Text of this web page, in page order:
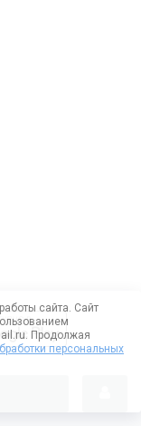
сайта. Сайт
Продолжая
персональных